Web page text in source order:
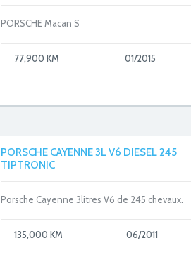
PORSCHE Macan S
77,900 KM 01/2015
PORSCHE CAYENNE 3L V6 DIESEL 245
TIPTRONIC
Porsche Cayenne 3litres V6 de 245 chevaux.
135,000 KM 06/2011